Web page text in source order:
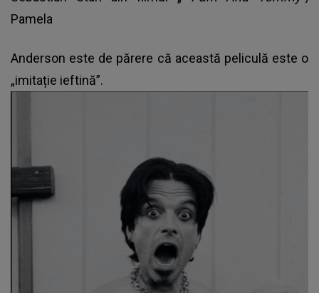
Pamela
Anderson este de părere că această peliculă este o
„imitație ieftină”.